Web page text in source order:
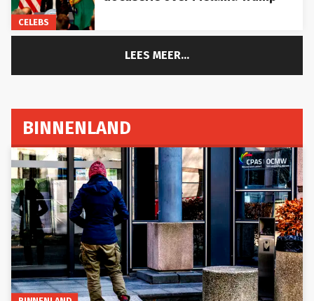
CELEBS
LEES MEER...
BINNENLAND
BINNENLAND